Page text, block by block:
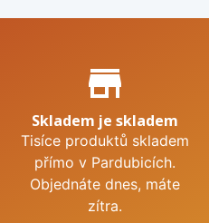
Proč nakupovat u nás?
store_mall_directory
Skladem je skladem
Tisíce produktů skladem
přímo v Pardubicích.
Objednáte dnes, máte
zítra.